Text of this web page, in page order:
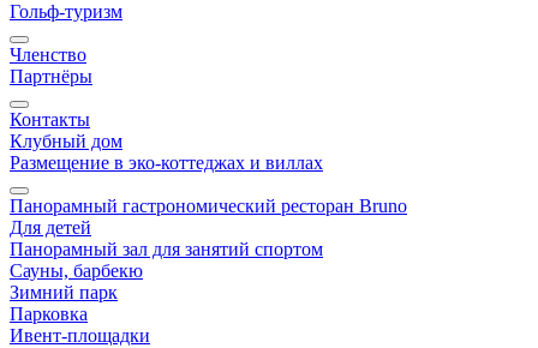
Гольф-туризм
Членство
Партнёры
Контакты
Клубный дом
Размещение в эко-коттеджах и виллах
Панорамный гастрономический ресторан Bruno
Для детей
Панорамный зал для занятий спортом
Сауны, барбекю
Зимний парк
Парковка
Ивент-площадки